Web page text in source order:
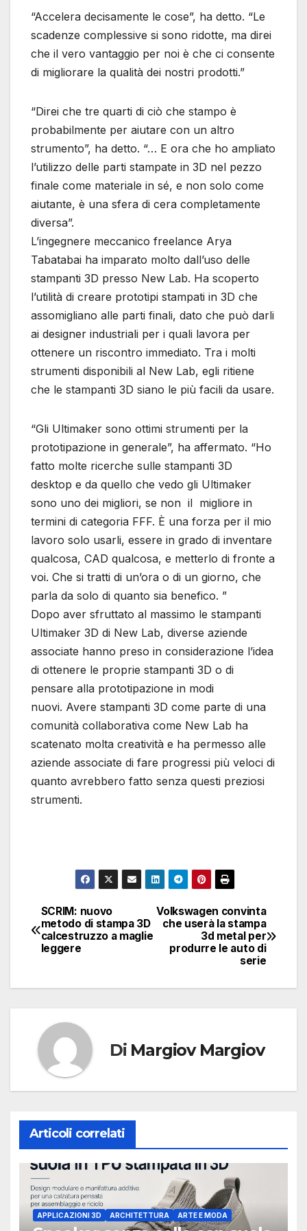
“Accelera decisamente le cose”, ha detto. “Le
scadenze complessive si sono ridotte, ma direi
che il vero vantaggio per noi è che ci consente
di migliorare la qualità dei nostri prodotti.”
“Direi che tre quarti di ciò che stampo è
probabilmente per aiutare con un altro
strumento”, ha detto. “… E ora che ho ampliato
l’utilizzo delle parti stampate in 3D nel pezzo
finale come materiale in sé, e non solo come
aiutante, è una sfera di cera completamente
diversa”.
L’ingegnere meccanico freelance Arya
Tabatabai ha imparato molto dall’uso delle
stampanti 3D presso New Lab. Ha scoperto
l’utilità di creare prototipi stampati in 3D che
assomigliano alle parti finali, dato che può darli
ai designer industriali per i quali lavora per
ottenere un riscontro immediato. Tra i molti
strumenti disponibili al New Lab, egli ritiene
che le stampanti 3D siano le più facili da usare.
“Gli Ultimaker sono ottimi strumenti per la
prototipazione in generale”, ha affermato. “Ho
fatto molte ricerche sulle stampanti 3D
desktop e da quello che vedo gli Ultimaker
sono uno dei migliori, se non il migliore in
termini di categoria FFF. È una forza per il mio
lavoro solo usarli, essere in grado di inventare
qualcosa, CAD qualcosa, e metterlo di fronte a
voi. Che si tratti di un’ora o di un giorno, che
parla da solo di quanto sia benefico. ”
Dopo aver sfruttato al massimo le stampanti
Ultimaker 3D di New Lab, diverse aziende
associate hanno preso in considerazione l’idea
di ottenere le proprie stampanti 3D o di
pensare alla prototipazione in modi
nuovi. Avere stampanti 3D come parte di una
comunità collaborativa come New Lab ha
scatenato molta creatività e ha permesso alle
aziende associate di fare progressi più veloci di
quanto avrebbero fatto senza questi preziosi
strumenti.
Navigazione
articoli
Volkswagen convinta
che userà la stampa
3d metal per
produrre le auto di
serie
SCRIM: nuovo
metodo di stampa 3D
calcestruzzo a maglie
leggere
Di Margiov Margiov
Articoli correlati
APPLICAZIONI 3D ARCHITETTURA ARTE E MODA